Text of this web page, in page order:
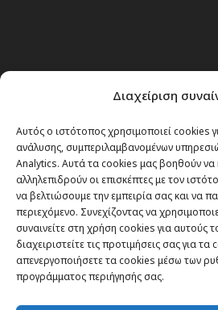
Διαχείριση
Αυτός ο ιστότοπος χρησιμοποιεί cookies
ανάλυσης, συμπεριλαμβανομένων
Analytics. Αυτά τα cookies μας βοηθούν
αλληλεπιδρούν οι επισκέπτες με τον
να βελτιώσουμε την εμπειρία σας και να
περιεχόμενο. Συνεχίζοντας να
συναινείτε στη χρήση cookies για αυτούς
διαχειριστείτε τις προτιμήσεις σας για
απενεργοποιήσετε τα cookies μέσω των
προγράμματος περιήγησής σας.